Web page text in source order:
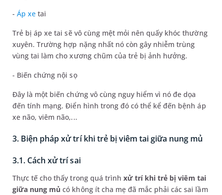
-Áp xe tai
Trẻ bị áp xe tai sẽ vô cùng mệt mỏi nên quấy khóc thường
xuyên. Trường hợp nặng nhất nó còn gây nhiễm trùng
vùng tai làm cho xương chũm của trẻ bị ảnh hưởng.
- Biến chứng nội sọ
Đây là một biến chứng vô cùng nguy hiểm vì nó đe dọa
đến tính mạng. Điển hình trong đó có thể kể đến bệnh áp
xe não, viêm não,...
3. Biện pháp xử trí khi trẻ bị viêm tai giữa nung mủ
3.1. Cách xử trí sai
Thực tế cho thấy trong quá trình xử trí khi trẻ bị viêm tai
giữa nung mủcó không ít cha mẹ đã mắc phải các sai lầm